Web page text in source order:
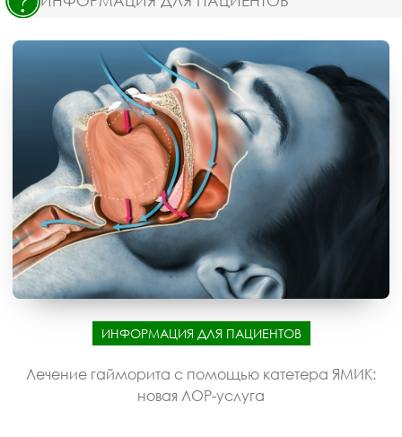
ИНФОРМАЦИЯ ДЛЯ ПАЦИЕНТОВ
Лечение гайморита с помощью катетера ЯМИК:
новая ЛОР-услуга